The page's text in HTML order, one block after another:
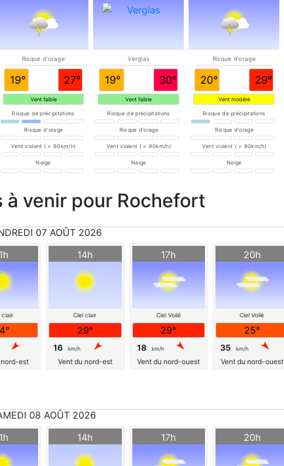
Risque d'orage
19° 27°
Vent faible
Risque de précipitations
Risque d'orage
Vent violent ( > 90km/h)
Neige
Verglas
19° 30°
Vent faible
Risque de précipitations
Risque d'orage
Vent violent ( > 90km/h)
Neige
Risque d'orage
20° 29°
Vent modéré
Risque de précipitations
Risque d'orage
Vent violent ( > 90km/h)
Neige
venir pour Rochefort
07 AOÛT 2026
clair
est
14h
Ciel clair
29°
16 km/h
Vent du nord-est
17h
Ciel Voilé
29°
18 km/h
Vent du nord-ouest
20h
Ciel Voilé
25°
35 km/h
Vent du nord-ouest
08 AOÛT 2026
14h 17h 20h